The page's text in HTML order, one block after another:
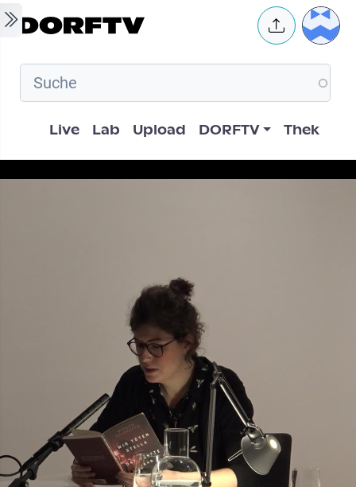
Skip to main content User
Hauptnavigation
Live Lab Upload DORFTV Thek